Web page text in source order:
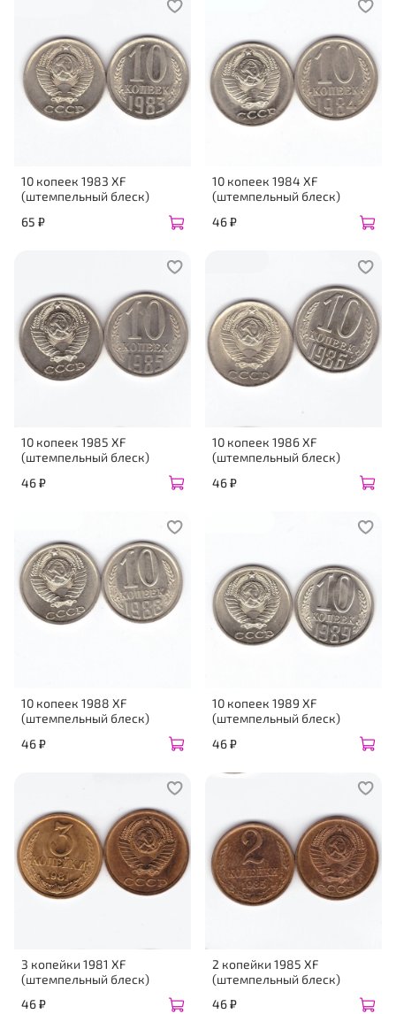
10 копеек 1983 XF
(штемпельный блеск)
65 ₽
10 копеек 1984 XF
(штемпельный блеск)
46 ₽
10 копеек 1985 XF
(штемпельный блеск)
46 ₽
10 копеек 1986 XF
(штемпельный блеск)
46 ₽
10 копеек 1988 XF
(штемпельный блеск)
46 ₽
10 копеек 1989 XF
(штемпельный блеск)
46 ₽
3 копейки 1981 XF
(штемпельный блеск)
46 ₽
2 копейки 1985 XF
(штемпельный блеск)
46 ₽